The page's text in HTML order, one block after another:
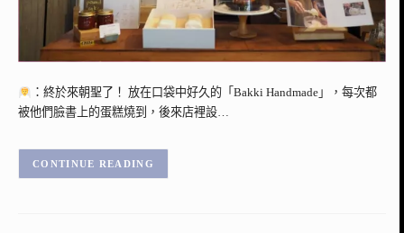
：終於來朝聖了！ 放在口袋中好久的「Bakki Handmade」，每次都
被他們臉書上的蛋糕燒到，後來店裡設…
CONTINUE READING